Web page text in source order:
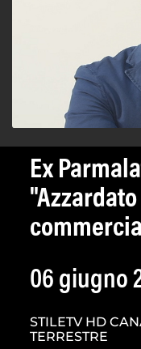
Ex
06 giugno
STILETV HD
TERRESTRE